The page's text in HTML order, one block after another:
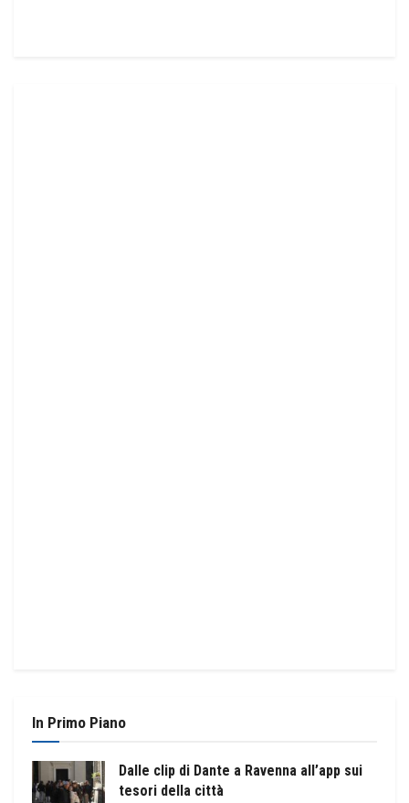
In Primo Piano
Dalle clip di Dante a Ravenna all’app sui
tesori della città